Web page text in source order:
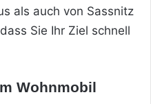
als auch von Sassnitz
Sie Ihr Ziel schnell
Wohnmobil